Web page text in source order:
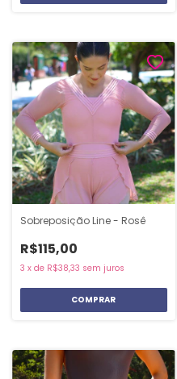
Sobreposição Line - Rosê
R$115,00
3 x de R$38,33 sem juros
COMPRAR